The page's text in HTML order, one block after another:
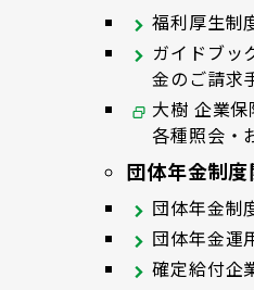
福利厚生制
ガイドブッ
金のご請求
大樹 企業
各種照会・
団体年金制度
団体年金制
団体年金運
確定給付企